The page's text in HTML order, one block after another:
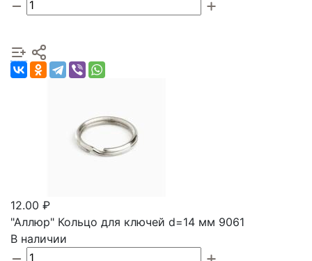
12.00 ₽
"Аллюр" Кольцо для ключей d=14 мм 9061
В наличии